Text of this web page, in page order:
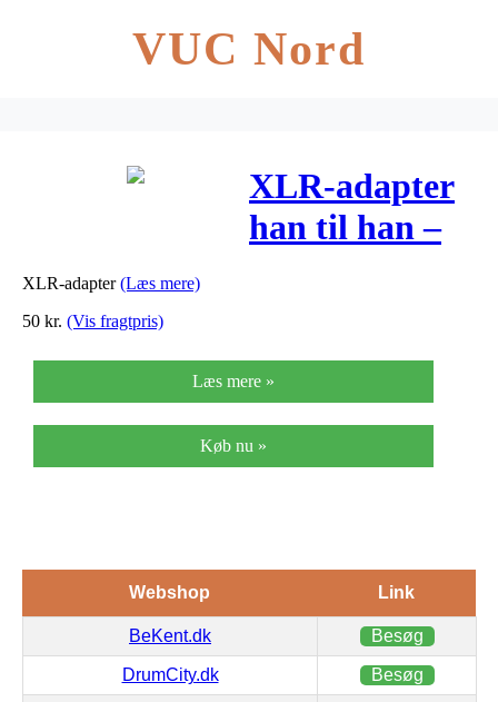
VUC Nord
XLR-adapter
han til han –
XLR-adapter(Læs mere)
50 kr. (Vis fragtpris)
Læs mere »
Køb nu »
Webshop Link
BeKent.dk Besøg
DrumCity.dk Besøg